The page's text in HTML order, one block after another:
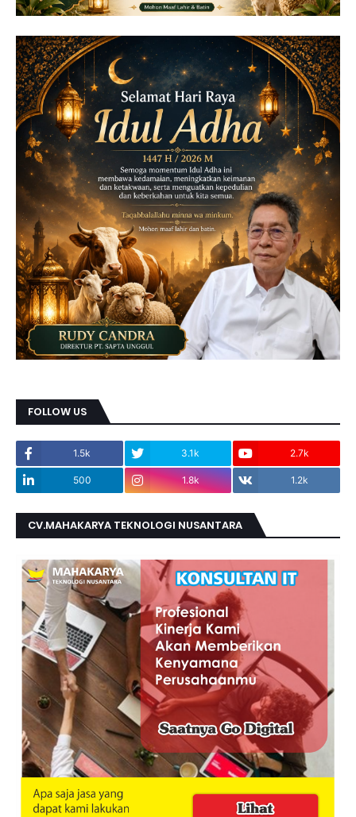
FOLLOW US
1.5k 3.1k 2.7k
500 1.8k 1.2k
CV.MAHAKARYA TEKNOLOGI NUSANTARA